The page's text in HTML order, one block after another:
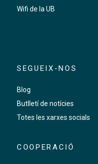
Wifi de la UB
SEGUEIX-NOS
Blog
Butlletí de notícies
Totes les xarxes socials
COOPERACIÓ